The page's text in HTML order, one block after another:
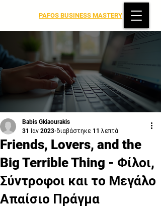
PAFOS BUSINESS MASTERY
Friends, Lovers, and the
Big Terrible Thing - Φίλοι,
Σύντροφοι και το Μεγάλο
Απαίσιο Πράγμα
Babis Gkiaourakis
31 Ιαν 2023 διαβάστηκε 11 λεπτά